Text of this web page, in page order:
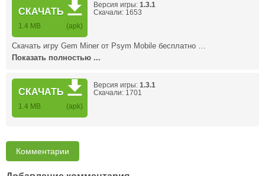
СКАЧАТЬ
1.4 MB (apk)
Версия игры: 1.3.1
Скачали: 1653
Скачать игру Gem Miner от Psym Mobile бесплатно …
Показать полностью ...
СКАЧАТЬ
1.4 MB (apk)
Версия игры: 1.3.1
Скачали: 1701
Комментарии